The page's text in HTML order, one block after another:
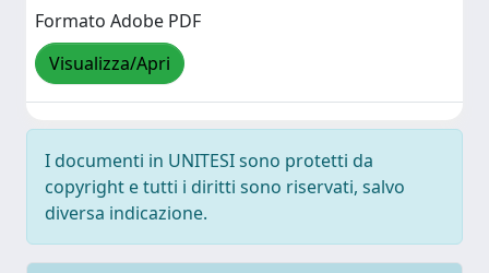
Formato Adobe PDF
Visualizza/Apri
I documenti in UNITESI sono protetti da
copyright e tutti i diritti sono riservati, salvo
diversa indicazione.